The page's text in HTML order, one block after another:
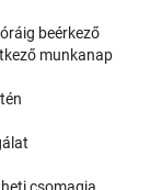
beérkező
munkanap